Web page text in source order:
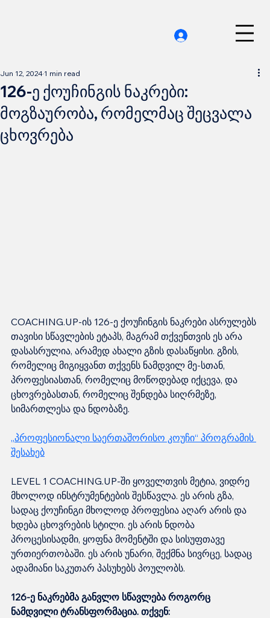
126-ე ქოუჩინგის ნაკრები:
მოგზაურობა, რომელმაც შეცვალა
ცხოვრება
Jun 12, 2024 1 min read
COACHING.UP-ის 126-ე ქოუჩინგის ნაკრები ასრულებს
თავისი სწავლების ეტაპს, მაგრამ თქვენთვის ეს არა
დასასრულია, არამედ ახალი გზის დასაწყისი. გზის,
რომელიც მიგიყვანთ თქვენს ნამდვილ მე-სთან,
პროფესიასთან, რომელიც მოწოდებად იქცევა, და
ცხოვრებასთან, რომელიც შენდება სიღრმეზე,
სიმართლესა და ნდობაზე.
„პროფესიონალი საერთაშორისო კოუჩი“ პროგრამის
შესახებ
LEVEL 1 COACHING.UP-ში ყოველთვის მეტია, ვიდრე
მხოლოდ ინსტრუმენტების შესწავლა. ეს არის გზა,
სადაც ქოუჩინგი მხოლოდ პროფესია აღარ არის და
ხდება ცხოვრების სტილი. ეს არის ნდობა
პროცესისადმი, ყოფნა მომენტში და სისუფთავე
ურთიერთობაში. ეს არის უნარი, შექმნა სივრცე, სადაც
ადამიანი საკუთარ პასუხებს პოულობს.
126-ე ნაკრებმა განვლო სწავლება როგორც
ნამდვილი ტრანსფორმაცია. თქვენ: